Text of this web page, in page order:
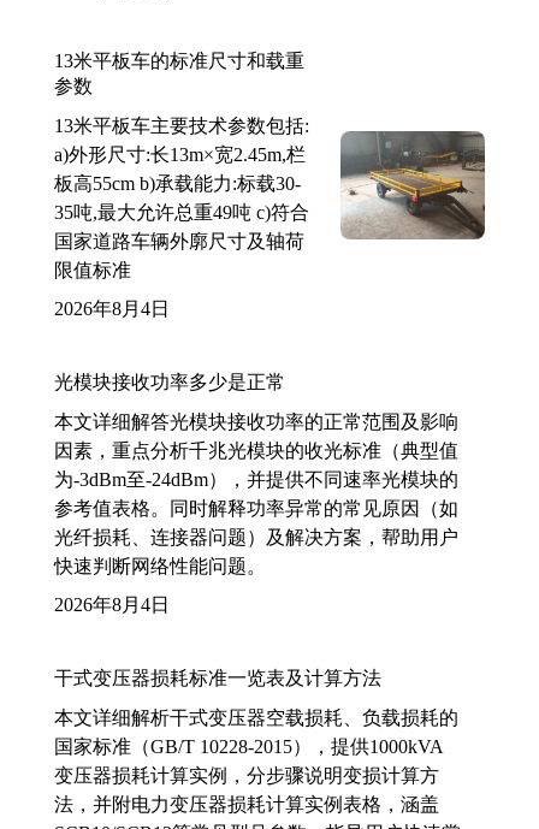
13米平板车的标准尺寸和载重
参数
13米平板车主要技术参数包括:
a)外形尺寸:长13m×宽2.45m,栏
板高55cm b)承载能力:标载30-
35吨,最大允许总重49吨 c)符合
国家道路车辆外廓尺寸及轴荷
限值标准
2026年8月4日
光模块接收功率多少是正常
本文详细解答光模块接收功率的正常范围及影响
因素，重点分析千兆光模块的收光标准（典型值
为-3dBm至-24dBm），并提供不同速率光模块的
参考值表格。同时解释功率异常的常见原因（如
光纤损耗、连接器问题）及解决方案，帮助用户
快速判断网络性能问题。
2026年8月4日
干式变压器损耗标准一览表及计算方法
本文详细解析干式变压器空载损耗、负载损耗的
国家标准（GB/T 10228-2015），提供1000kVA
变压器损耗计算实例，分步骤说明变损计算方
法，并附电力变压器损耗计算实例表格，涵盖